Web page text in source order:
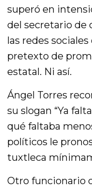
superó en
del secretario de
las redes
pretexto de
estatal. Ni así.
Ángel Torres
su slogan “Ya
qué faltaba
políticos le
tuxtleca
Otro funcionario